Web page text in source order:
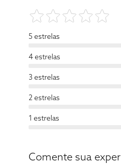
5 estrelas
4 estrelas
3 estrelas
2 estrelas
1 estrelas
Comente sua